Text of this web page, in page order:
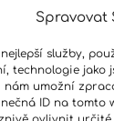
Spravovat
služby,
technologie jako
umožní
ID na tomto